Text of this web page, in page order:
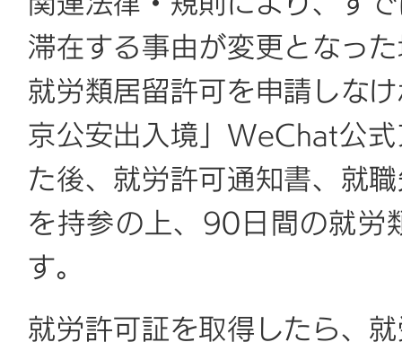
滞在する事由が変更となっ
就労類居留許可を申請しな
京公安出入境」WeChat公
た後、就労許可通知書、就
を持参の上、90日間の就労
す。
就労許可証を取得したら、